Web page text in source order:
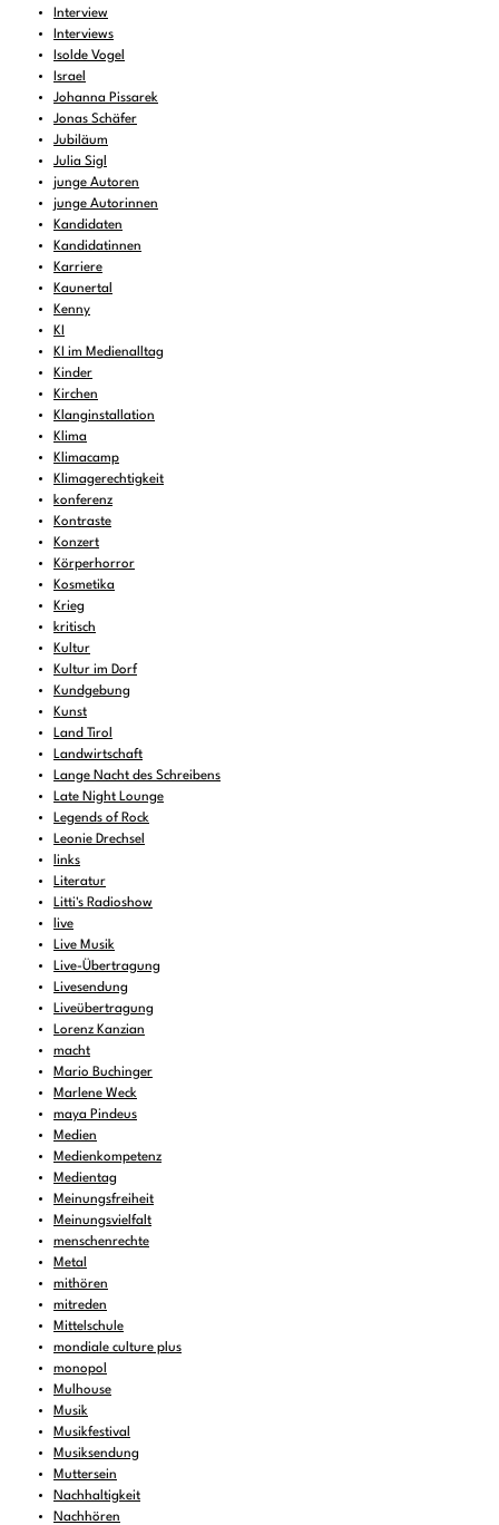
Interview
Interviews
Isolde Vogel
Israel
Johanna Pissarek
Jonas Schäfer
Jubiläum
Julia Sigl
junge Autoren
junge Autorinnen
Kandidaten
Kandidatinnen
Karriere
Kaunertal
Kenny
KI
KI im Medienalltag
Kinder
Kirchen
Klanginstallation
Klima
Klimacamp
Klimagerechtigkeit
konferenz
Kontraste
Konzert
Körperhorror
Kosmetika
Krieg
kritisch
Kultur
Kultur im Dorf
Kundgebung
Kunst
Land Tirol
Landwirtschaft
Lange Nacht des Schreibens
Late Night Lounge
Legends of Rock
Leonie Drechsel
links
Literatur
Litti's Radioshow
live
Live Musik
Live-Übertragung
Livesendung
Liveübertragung
Lorenz Kanzian
macht
Mario Buchinger
Marlene Weck
maya Pindeus
Medien
Medienkompetenz
Medientag
Meinungsfreiheit
Meinungsvielfalt
menschenrechte
Metal
mithören
mitreden
Mittelschule
mondiale culture plus
monopol
Mulhouse
Musik
Musikfestival
Musiksendung
Muttersein
Nachhaltigkeit
Nachhören